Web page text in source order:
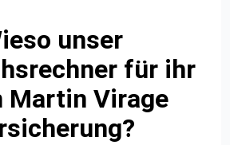
unser
für ihr
Martin Virage